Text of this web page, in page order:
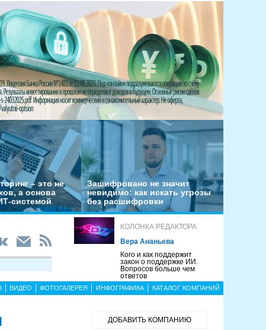
– это не
а основа
системой
Зашифровано не значит
невидимо: как искать угрозы
без расшифровки
КОЛОНКА РЕДАКТОРА
Вера Ананьева
Кого и как поддержит
закон о поддержке ИИ.
Вопросов больше чем
ответов
ВИДЕО ФОТОГАЛЕРЕЯ ИНФОГРАФИКА КАТАЛОГ КОМПАНИЙ
ДОБАВИТЬ КОМПАНИЮ